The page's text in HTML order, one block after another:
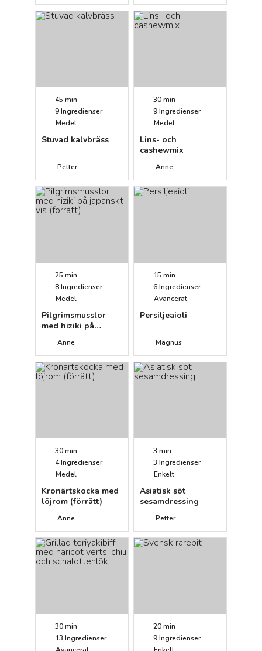
45 min
9Ingredienser
Medel
Stuvad kalvbräss
Petter
30 min
9Ingredienser
Medel
Lins- och
cashewmix
Anne
25 min
8Ingredienser
Medel
Pilgrimsmusslor
med hiziki på
(förrätt)
Anne
15 min
6Ingredienser
Avancerat
Persiljeaioli
Magnus
30 min
4Ingredienser
Medel
Kronärtskocka med
löjrom (förrätt)
Anne
3 min
3 Ingredienser
Enkelt
Asiatisk söt
sesamdressing
Petter
30 min
13 Ingredienser
20 min
9Ingredienser